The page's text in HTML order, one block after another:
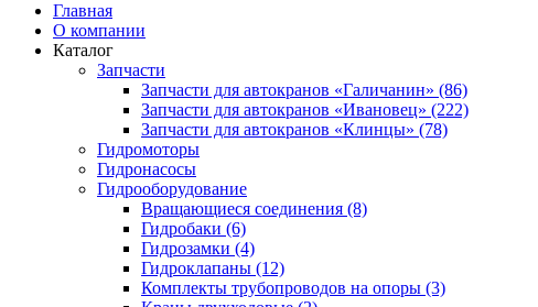
Главная
О компании
Каталог
Запчасти
Запчасти для автокранов «Галичанин» (86)
Запчасти для автокранов «Ивановец» (222)
Запчасти для автокранов «Клинцы» (78)
Гидромоторы
Гидронасосы
Гидрооборудование
Вращающиеся соединения (8)
Гидробаки (6)
Гидрозамки (4)
Гидроклапаны (12)
Комплекты трубопроводов на опоры (3)